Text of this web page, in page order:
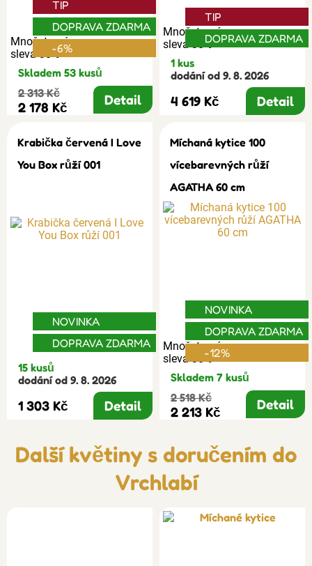
Množstevní
sleva 30%
TIP
DOPRAVA ZDARMA
-6%
Skladem 53 kusů
2 313 Kč
2 178 Kč Detail
Množstevní
sleva 30%
TIP
DOPRAVA ZDARMA
1 kus
dodání od 9. 8. 2026
4 619 Kč Detail
Krabička červená I Love
You Box růží 001
NOVINKA
DOPRAVA ZDARMA
15 kusů
dodání od 9. 8. 2026
1 303 Kč Detail
Míchaná kytice 100
vícebarevných růží
AGATHA 60 cm
Množstevní
sleva 30%
NOVINKA
DOPRAVA ZDARMA
-12%
Skladem 7 kusů
2 518 Kč
2 213 Kč Detail
Další květiny s doručením do
Vrchlabí